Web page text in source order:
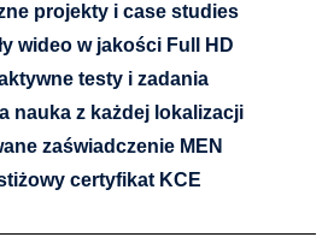
projekty i case studies
wideo w jakości Full HD
testy i zadania
nauka z każdej lokalizacji
zaświadczenie MEN
certyfikat KCE